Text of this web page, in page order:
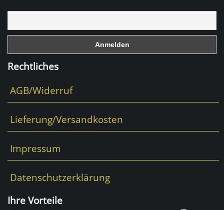
b
o
k
Rechtliches
AGB/Widerruf
Lieferung/Versandkosten
Impressum
Datenschutzerklärung
Ihre Vorteile